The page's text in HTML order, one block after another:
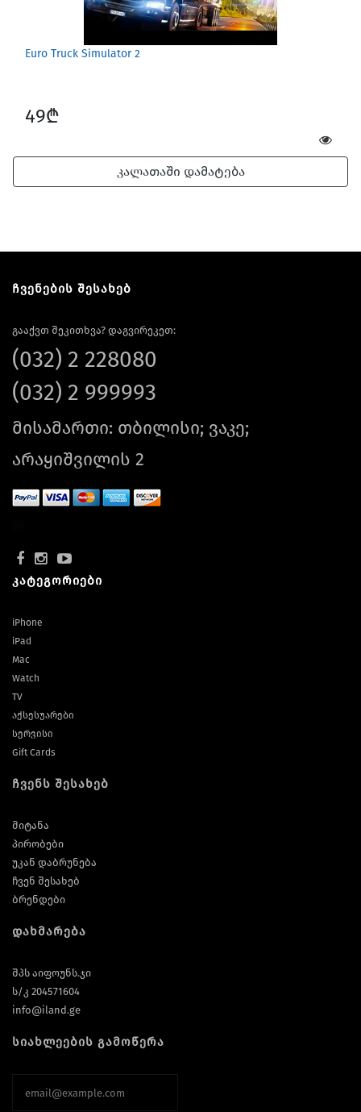
Euro Truck Simulator 2
49₾
კალათაში დამატება
ჩვენების შესახებ
გააქვთ შეკითხვა? დაგვირეკეთ:
(032) 2 228080
(032) 2 999993
მისამართი: თბილისი; ვაკე;
არაყიშვილის 2
კატეგორიები
iPhone
iPad
Mac
Watch
TV
აქსესუარები
სერვისი
Gift Cards
ჩვენს შესახებ
მიტანა
პირობები
უკან დაბრუნება
ჩვენ შესახებ
ბრენდები
დახმარება
შპს აიფოუნს.ჯი
ს/კ 204571604
info@iland.ge
სიახლეების გამოწერა